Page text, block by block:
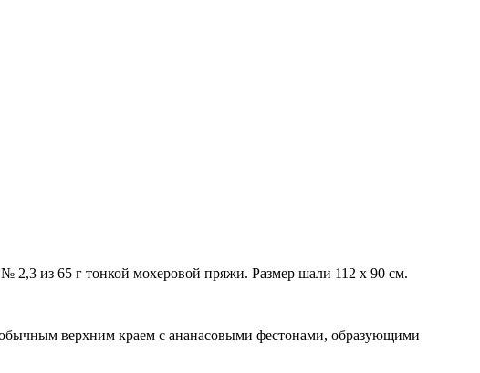
из 65 г тонкой мохеровой пряжи. Размер шали 112 х 90 см.
верхним краем с ананасовыми фестонами, образующими